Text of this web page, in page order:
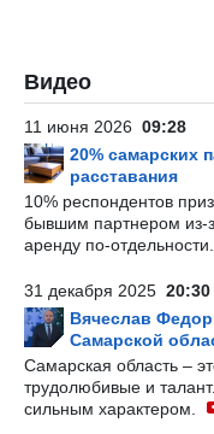
Видео
11 июня 2026 09:28
20% самарских
расставания
10% респондентов
бывшим партнером из-
аренду по-отдельности.
31 декабря 2025 20:30
Вячеслав
Самарской
Самарская область –
трудолюбивые и
сильным характером.